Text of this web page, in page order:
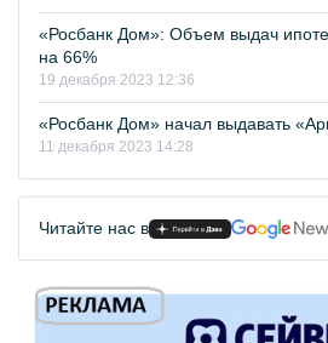
«Росбанк Дом»: Объем выдач
на 66%
19 декабря 2023 12:36
«Росбанк Дом» начал выдавать
11 декабря 2023 14:28
Читайте нас в